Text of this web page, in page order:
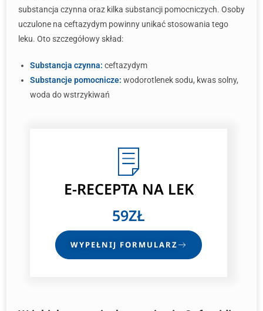
substancja czynna oraz kilka substancji pomocniczych. Osoby
uczulone na ceftazydym powinny unikać stosowania tego
leku. Oto szczegółowy skład:
Substancja czynna: ceftazydym
Substancje pomocnicze: wodorotlenek sodu, kwas solny,
woda do wstrzykiwań
E-RECEPTANA LEK
59ZŁ
WYPEŁNIJ FORMULARZ